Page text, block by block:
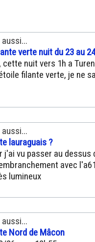
verte nuit du 23 au
cette nuit vers 1h a
filante verte, je ne
lauraguais ?
j'ai vu passer au
avec
lumineux
Nord de Mâcon